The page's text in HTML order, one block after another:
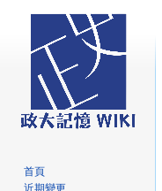
首頁
近期變更